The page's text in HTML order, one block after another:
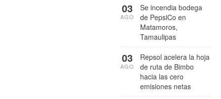
Se incendia bodega
de PepsiCo en
Matamoros,
Tamaulipas
03
AGO
Repsol acelera la hoja
de ruta de Bimbo
hacia las cero
emisiones netas
03
AGO